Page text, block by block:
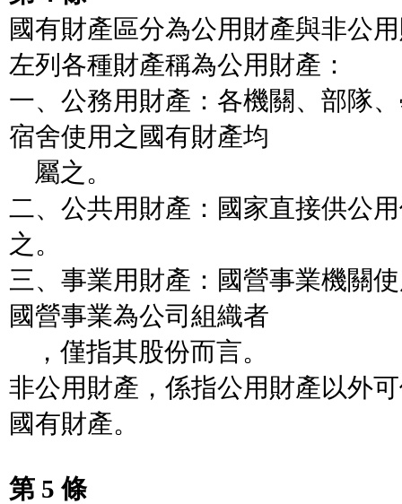
國有財產區分為公用財產與非公
左列各種財產稱為公用財產：
一、公務用財產：各機關、部隊
宿舍使用之國有財產均
屬之。
二、公共用財產：國家直接供公
之。
三、事業用財產：國營事業機關
國營事業為公司組織者
，僅指其股份而言。
非公用財產，係指公用財產以外
國有財產。
第 5 條